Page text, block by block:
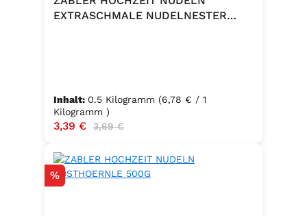
EXTRASCHMALE NUDELNESTER
Inhalt: 0.5 Kilogramm (6,78 € / 1
Kilogramm )
Verkaufspreis:
3,39 € Regulärer Preis:
3,69 €
Rabatt
%